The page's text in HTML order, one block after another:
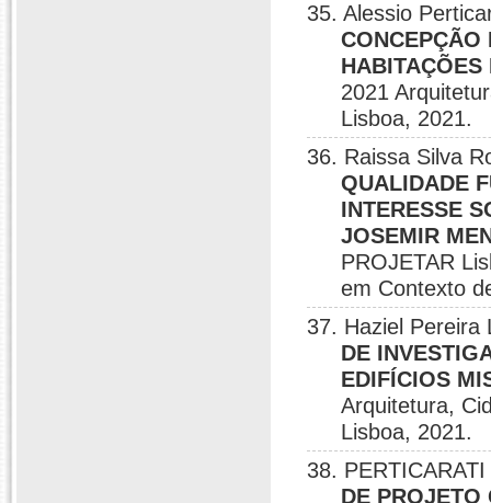
35. Alessio
CONCEPÇÃO
HABITAÇÕES
2021
Lisboa, 2021.
36. Raissa Silva
QUALIDADE
INTERESSE
JOSEMIR
PROJETAR
em Contexto
37. Haziel
DE
EDIFÍCIOS
Arquitetura,
Lisboa, 2021.
38.
DE PROJETO